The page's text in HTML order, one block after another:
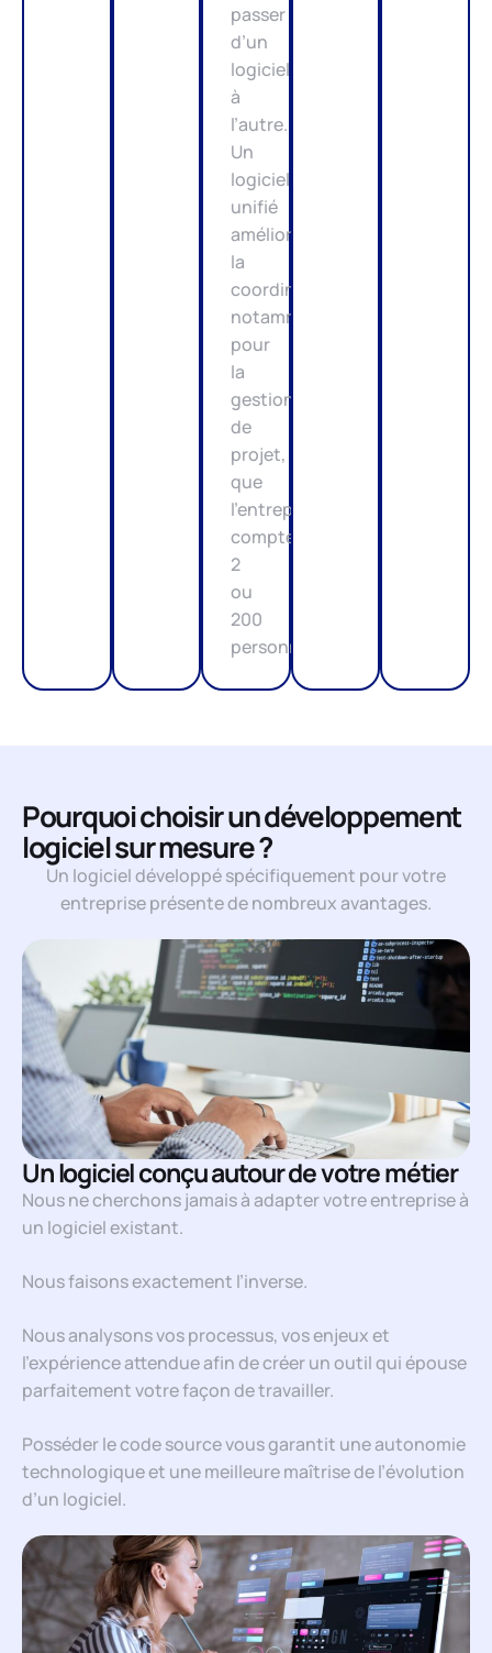
passer
d’un
logiciel
à
l’autre.
Un
logiciel
unifié
améliore
la
coordination,
notamment
pour
la
gestion
de
projet,
que
l’entreprise
compte
2
ou
200
personnes.
Pourquoi choisir un développement
logiciel sur mesure ?
Un logiciel développé spécifiquement pour votre
entreprise présente de nombreux avantages.
Un logiciel conçu autour de votre métier
Nous ne cherchons jamais à adapter votre entreprise à
un logiciel existant.
Nous faisons exactement l’inverse.
Nous analysons vos processus, vos enjeux et
l’expérience attendue afin de créer un outil qui épouse
parfaitement votre façon de travailler.
Posséder le code source vous garantit une autonomie
technologique et une meilleure maîtrise de l’évolution
d’un logiciel.